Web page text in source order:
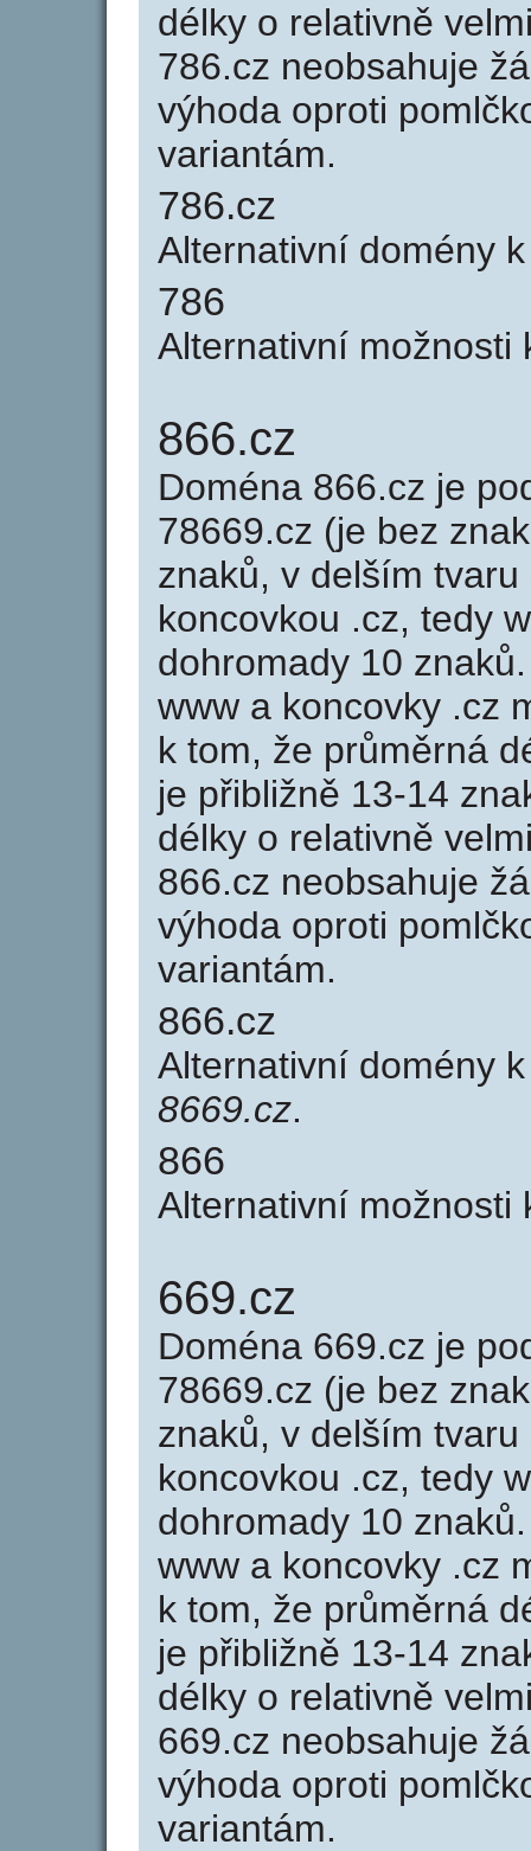
délky o relativně
786.cz neobsahuje
výhoda oproti
variantám.
786.cz
Alternativní domény
786
Alternativní
866.cz
Doména 866.cz je
78669.cz (je bez
znaků, v delším
koncovkou .cz, tedy
dohromady 10
www a koncovky .cz
k tom, že průměrná
je přibližně 13-14
délky o relativně
866.cz neobsahuje
výhoda oproti
variantám.
866.cz
Alternativní domény
8669.cz.
866
Alternativní
669.cz
Doména 669.cz je
78669.cz (je bez
znaků, v delším
koncovkou .cz, tedy
dohromady 10
www a koncovky .cz
k tom, že průměrná
je přibližně 13-14
délky o relativně
669.cz neobsahuje
výhoda oproti
variantám.